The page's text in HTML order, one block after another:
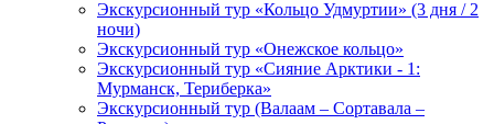
Экскурсионный тур «Кольцо Удмуртии» (3 дня / 2
ночи)
Экскурсионный тур «Онежское кольцо»
Экскурсионный тур «Сияние Арктики - 1:
Мурманск, Териберка»
Экскурсионный тур (Валаам – Сортавала –